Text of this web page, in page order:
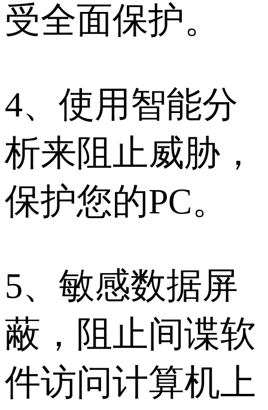
受全面保护。
4、使用智能分
析来阻止威胁，
保护您的PC。
5、敏感数据屏
蔽，阻止间谍软
件访问计算机上